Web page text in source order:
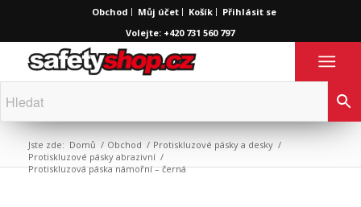
Obchod Můj účet Košík
Přihlásit se
Volejte: +420 731 560 797
Jste zde: Domů / Obchod / Protiskluzové pásky a desky /
Protiskluzové pásky abrazivní /
Protiskluzová páska námořní – černá